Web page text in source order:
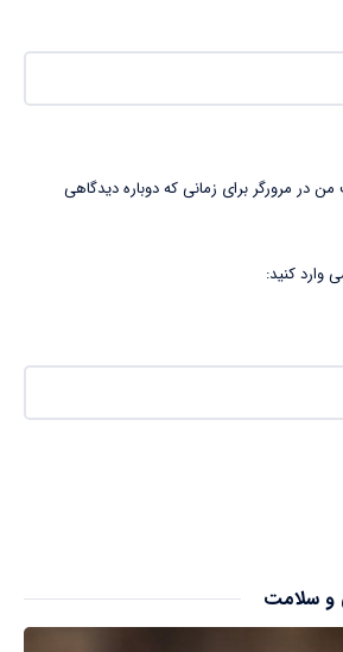
در مرورگر برای زمانی که دوباره دیدگاهی
وارد کنید:
و سلامت